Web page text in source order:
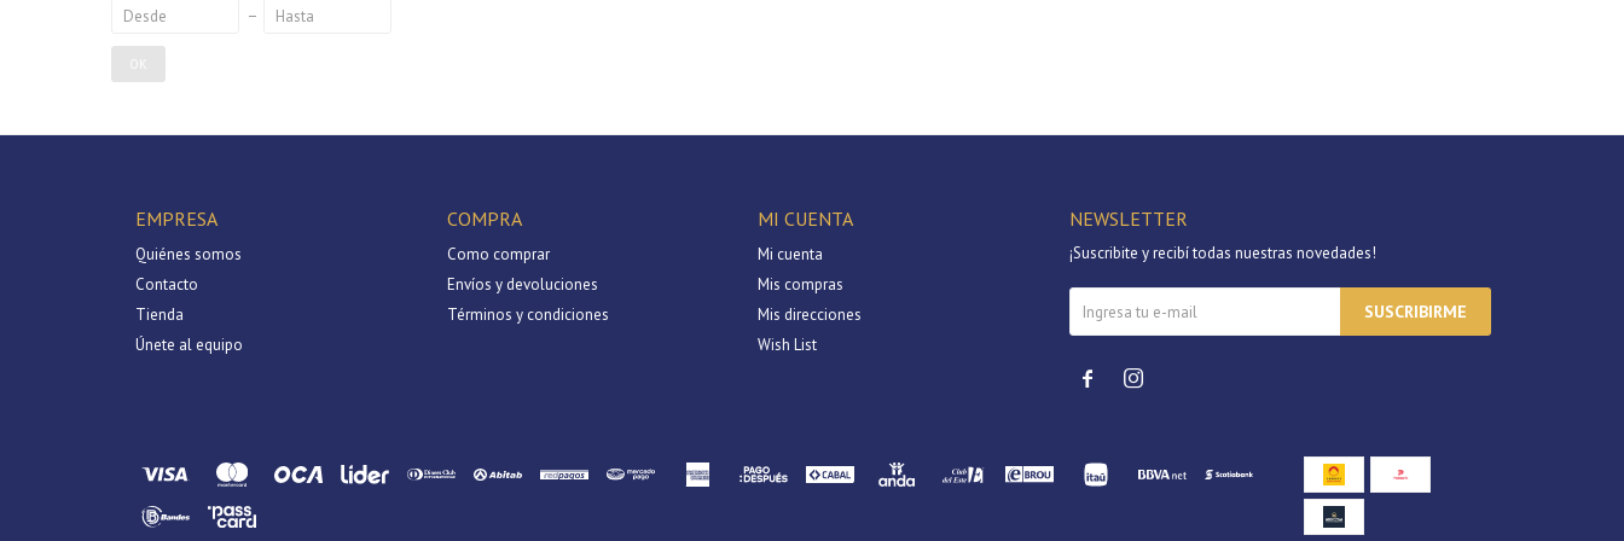
OK
EMPRESA
Quiénes somos
Contacto
Tienda
Únete al equipo
COMPRA
Como comprar
Envíos y devoluciones
Términos y condiciones
MI CUENTA
Mi cuenta
Mis compras
Mis direcciones
Wish List
NEWSLETTER
¡Suscribite y recibí todas nuestras novedades!
SUSCRIBIRME
 